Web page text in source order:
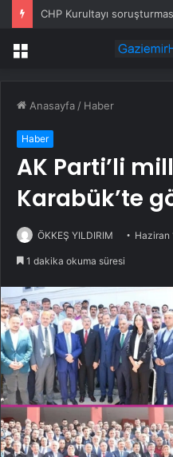
Menü
Anasayfa / Haber
Haber
AK Parti’li
Karabük’te
ÖKKEŞ YILDIRIM Haziran
1 dakika okuma süresi